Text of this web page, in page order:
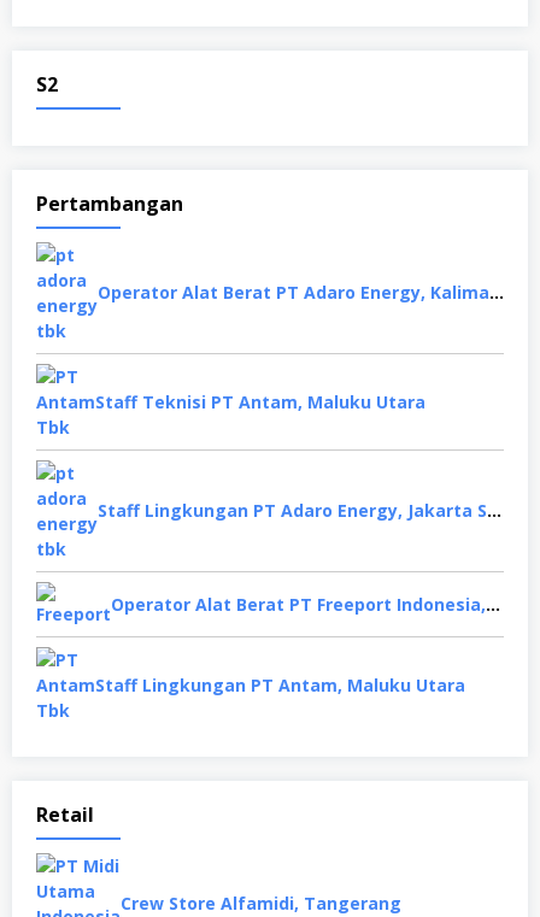
S2
Pertambangan
Operator Alat Berat PT Adaro Energy, Kalimantan Selatan
Staff Teknisi PT Antam, Maluku Utara
Staff Lingkungan PT Adaro Energy, Jakarta Selatan
Operator Alat Berat PT Freeport Indonesia, Papua
Staff Lingkungan PT Antam, Maluku Utara
Retail
Crew Store Alfamidi, Tangerang